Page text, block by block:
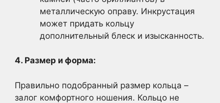
металлическую оправу. Инкрустация
может придать кольцу
дополнительный блеск и изысканность.
4. Размер и форма:
Правильно подобранный размер кольца –
залог комфортного ношения. Кольцо не